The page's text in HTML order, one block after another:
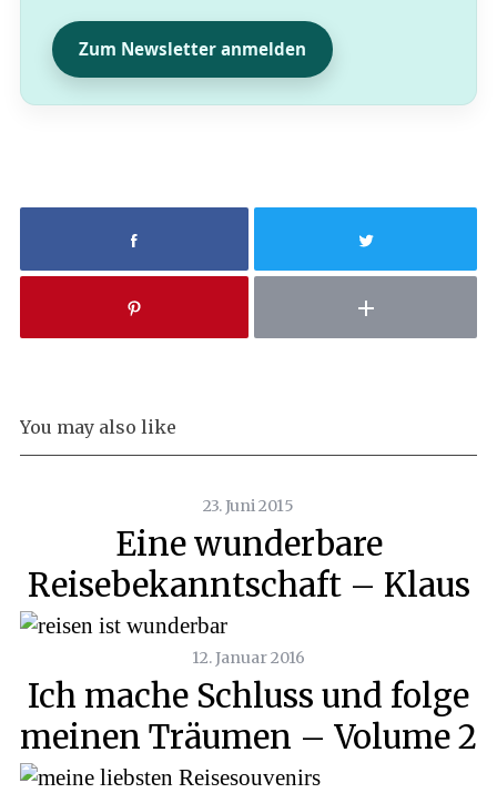
Zum Newsletter anmelden
You may also like
23. Juni 2015
Eine wunderbare
Reisebekanntschaft – Klaus
12. Januar 2016
Ich mache Schluss und folge
meinen Träumen – Volume 2